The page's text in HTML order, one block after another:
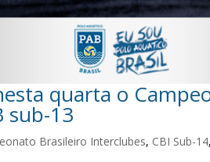
quarta o
sub-13
Brasileiro Interclubes, CBI Sub-14,